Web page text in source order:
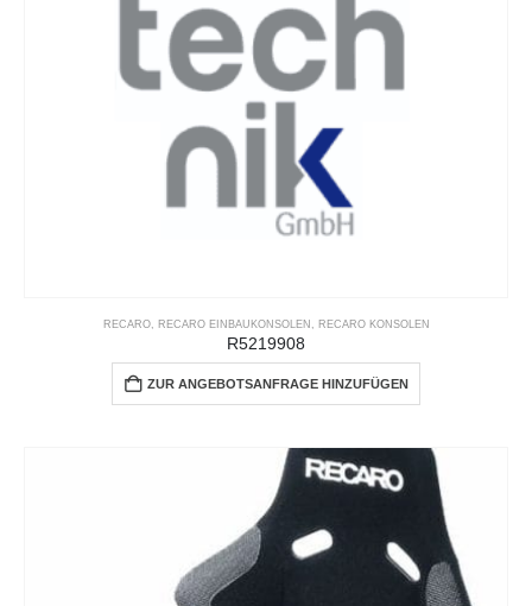
RECARO, RECARO EINBAUKONSOLEN RECARO KONSOLEN
R5219908
ZUR ANGEBOTSANFRAGE HINZUFÜGEN